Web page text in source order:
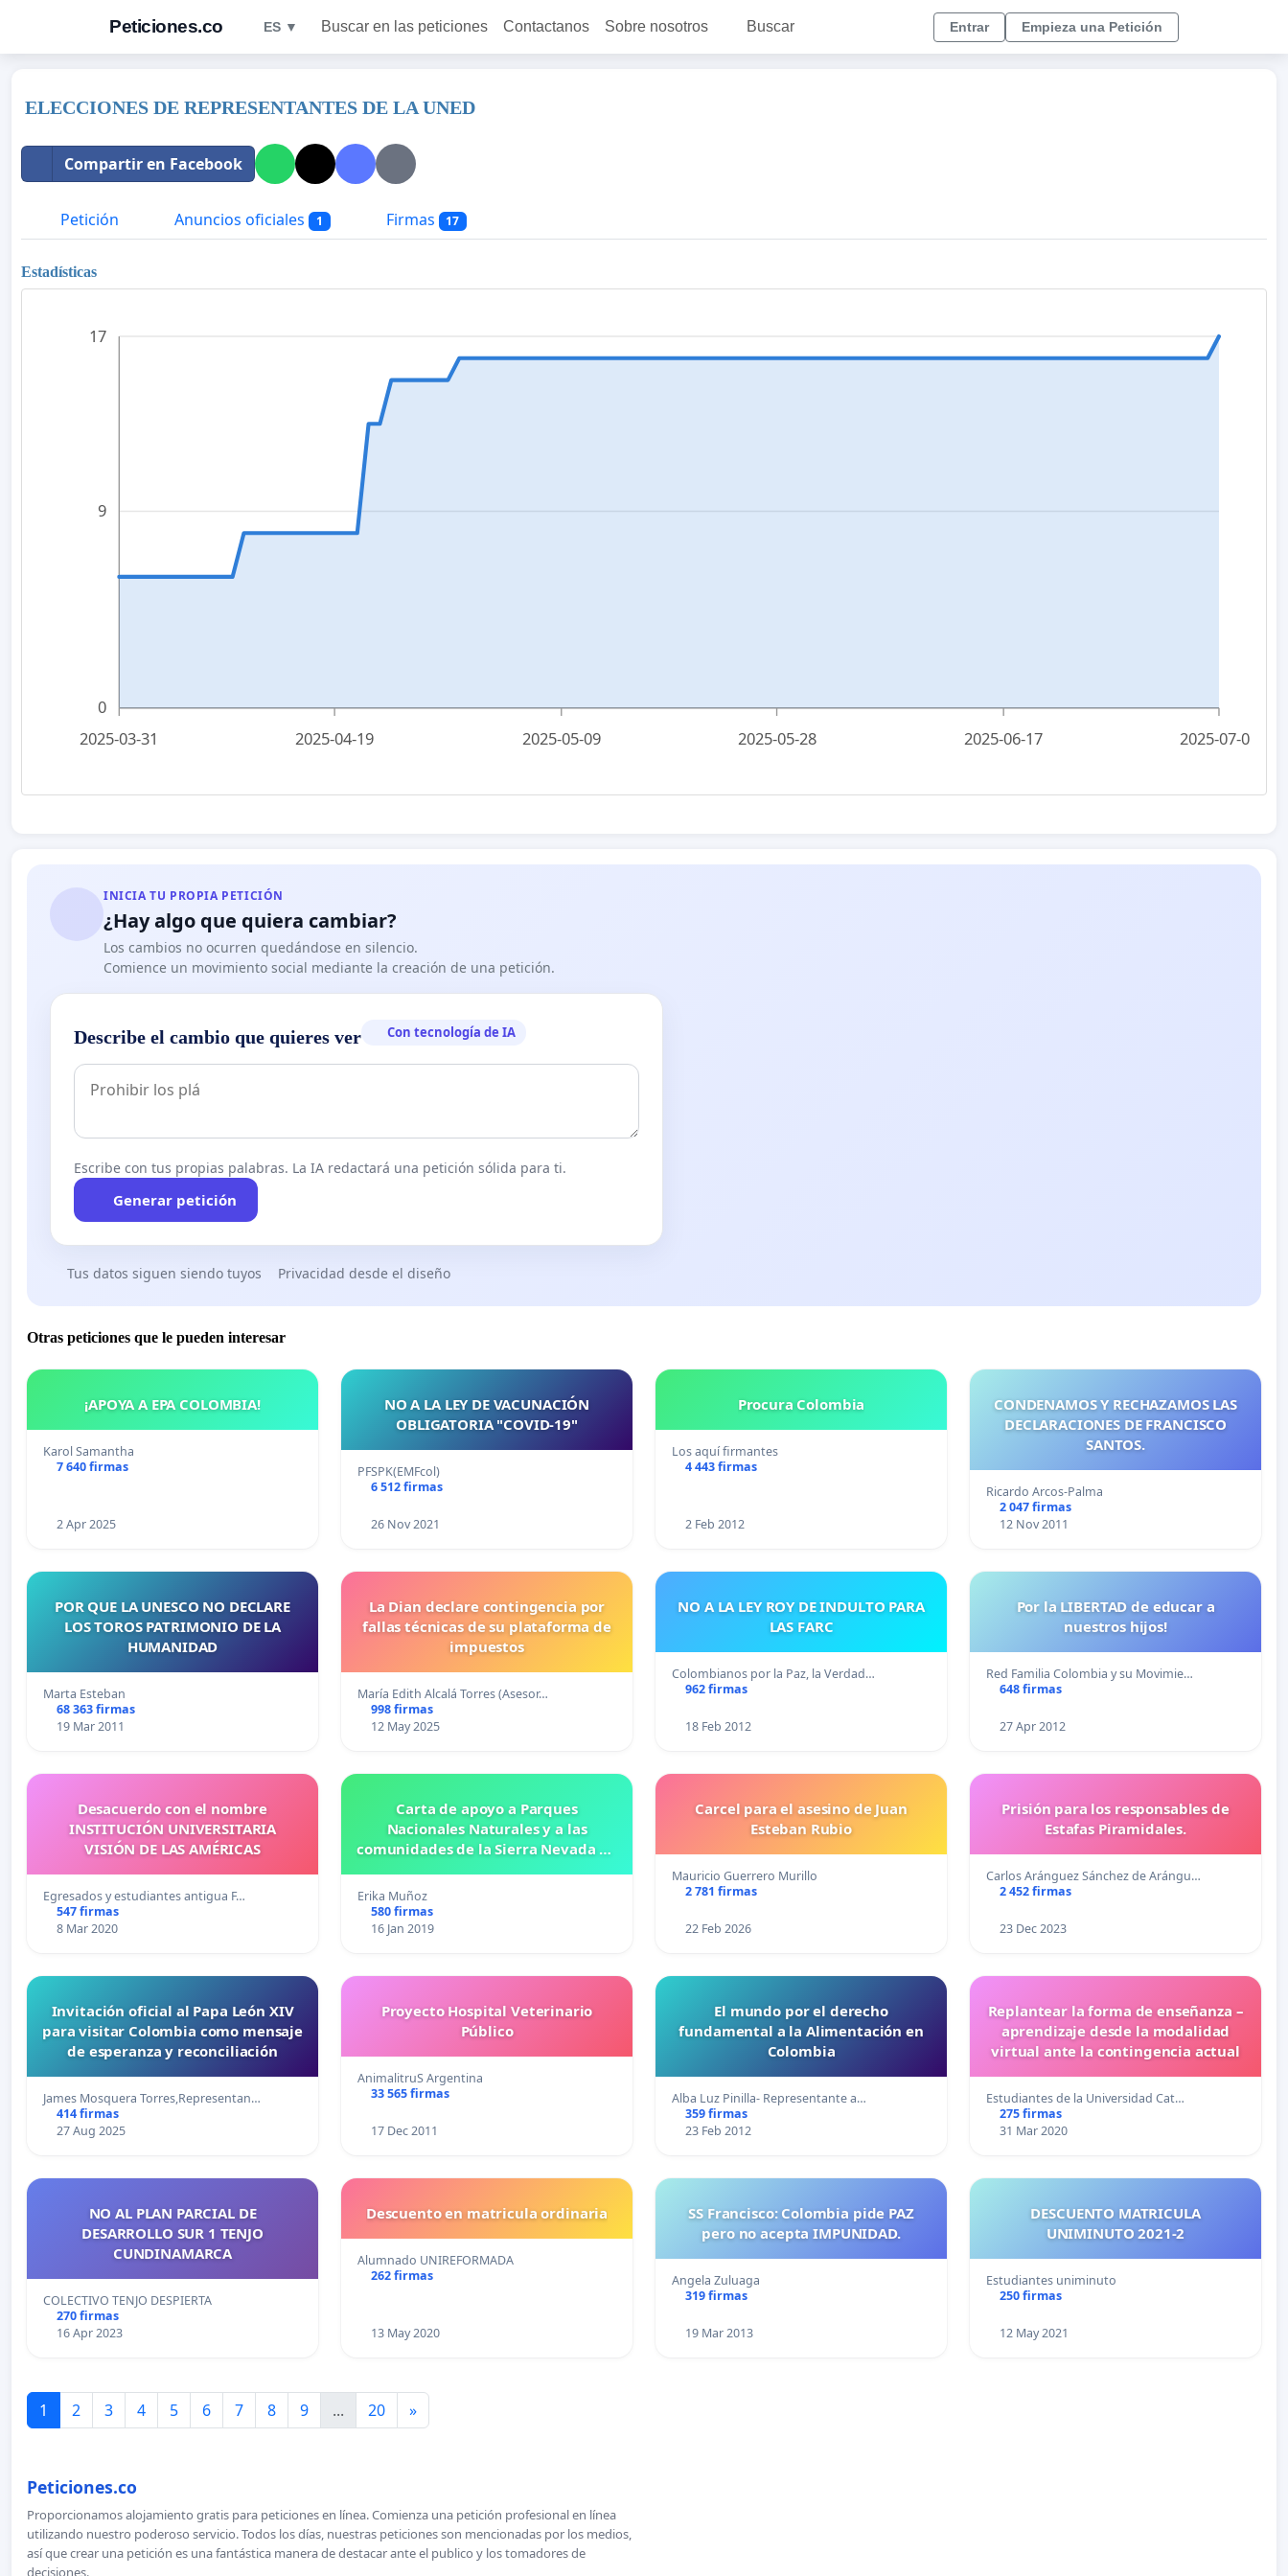
Peticiones.co ES ▼ Buscar en las peticiones Contactanos Sobre nosotros Buscar Entrar Empieza una Petición
ELECCIONES DE REPRESENTANTES DE LA UNED
Compartir en Facebook
Petición Anuncios oficiales 1 Firmas 17
Estadísticas
0
9
17
2025-03-31 2025-04-19 2025-05-09 2025-05-28 2025-06-17 2025-07-06
INICIA TU PROPIA PETICIÓN
¿Hay algo que quiera cambiar?
Los cambios no ocurren quedándose en silencio.
Comience un movimiento social mediante la creación de una petición.
Describe el cambio que quieres ver Con tecnología de IA
Escribe con tus propias palabras. La IA redactará una petición sólida para ti.
Generar petición
Tus datos siguen siendo tuyos Privacidad desde el diseño
Otras peticiones que le pueden interesar
¡APOYA A EPA COLOMBIA!
Karol Samantha
7 640 firmas
2 Apr 2025
NO A LA LEY DE VACUNACIÓN
OBLIGATORIA "COVID-19"
PFSPK(EMFcol)
6 512 firmas
26 Nov 2021
Procura Colombia
Los aquí firmantes
4 443 firmas
2 Feb 2012
CONDENAMOS Y RECHAZAMOS LAS
DECLARACIONES DE FRANCISCO
SANTOS.
Ricardo Arcos-Palma
2 047 firmas
12 Nov 2011
POR QUE LA UNESCO NO DECLARE
LOS TOROS PATRIMONIO DE LA
HUMANIDAD
Marta Esteban
68 363 firmas
19 Mar 2011
La Dian declare contingencia por
fallas técnicas de su plataforma de
impuestos
María Edith Alcalá Torres (Asesor…
998 firmas
12 May 2025
NO A LA LEY ROY DE INDULTO PARA
LAS FARC
Colombianos por la Paz, la Verdad…
962 firmas
18 Feb 2012
Por la LIBERTAD de educar a
nuestros hijos!
Red Familia Colombia y su Movimie…
648 firmas
27 Apr 2012
Desacuerdo con el nombre
INSTITUCIÓN UNIVERSITARIA
VISIÓN DE LAS AMÉRICAS
Egresados y estudiantes antigua F…
547 firmas
8 Mar 2020
Carta de apoyo a Parques
Nacionales Naturales y a las
comunidades de la Sierra Nevada de
Erika Muñoz
580 firmas
16 Jan 2019
Carcel para el asesino de Juan
Esteban Rubio
Mauricio Guerrero Murillo
2 781 firmas
22 Feb 2026
Prisión para los responsables de
Estafas Piramidales.
Carlos Aránguez Sánchez de Arángu…
2 452 firmas
23 Dec 2023
Invitación oficial al Papa León XIV
para visitar Colombia como mensaje
de esperanza y reconciliación
James Mosquera Torres,Representan…
414 firmas
27 Aug 2025
Proyecto Hospital Veterinario
Público
AnimalitruS Argentina
33 565 firmas
17 Dec 2011
El mundo por el derecho
fundamental a la Alimentación en
Colombia
Alba Luz Pinilla- Representante a…
359 firmas
23 Feb 2012
Replantear la forma de enseñanza –
aprendizaje desde la modalidad
virtual ante la contingencia actual
Estudiantes de la Universidad Cat…
275 firmas
31 Mar 2020
NO AL PLAN PARCIAL DE
DESARROLLO SUR 1 TENJO
CUNDINAMARCA
COLECTIVO TENJO DESPIERTA
270 firmas
16 Apr 2023
Descuento en matricula ordinaria
Alumnado UNIREFORMADA
262 firmas
13 May 2020
SS Francisco: Colombia pide PAZ
pero no acepta IMPUNIDAD.
Angela Zuluaga
319 firmas
19 Mar 2013
DESCUENTO MATRICULA
UNIMINUTO 2021-2
Estudiantes uniminuto
250 firmas
12 May 2021
1 2 3 4 5 6 7 8 9 ... 20 »
Peticiones.co
Proporcionamos alojamiento gratis para peticiones en línea. Comienza una petición profesional en línea
utilizando nuestro poderoso servicio. Todos los días, nuestras peticiones son mencionadas por los medios,
así que crear una petición es una fantástica manera de destacar ante el publico y los tomadores de